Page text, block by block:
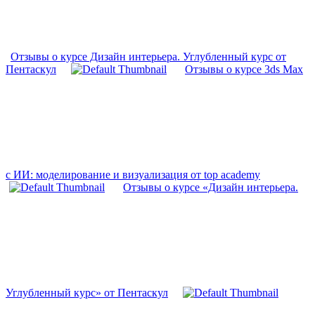
Отзывы о курсе Дизайн интерьера. Углубленный курс от
Пентаскул
Отзывы о курсе 3ds Max
с ИИ: моделирование и визуализация от top academy
Отзывы о курсе «Дизайн интерьера.
Углубленный курс» от Пентаскул